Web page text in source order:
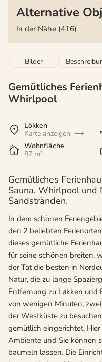
Alternative
In der Nähe (416)
Bilder
Gemütliches
Whirlpool
Lökken
Karte anzeigen
Wohnfläche
87 m²
Gemütliches
Sauna, Whirlpool und
Sandstränden.
In dem schönen
den 2 beliebten
dieses gemütliche
für seine schönen breiten,
der Tat die besten in
Natur, die zu lange
Entfernung zu Løkken und
von wenigen Minuten,
der Westküste zu
gemütlich eingerichtet.
Ambiente und Sie können
baumeln lassen. Die